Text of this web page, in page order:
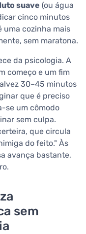
suave (ou água
cinco minutos
uma cozinha mais
sem maratona.
da psicologia. A
começo e um fim
30–45 minutos
que é preciso
se um cômodo
sem culpa.
que circula
do feito." Às
avança bastante,
sem